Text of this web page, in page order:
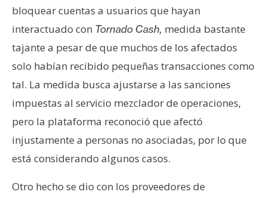
bloquear cuentas a usuarios que hayan
interactuado con Tornado Cash, medida bastante
tajante a pesar de que muchos de los afectados
solo habían recibido pequeñas transacciones como
tal. La medida busca ajustarse a las sanciones
impuestas al servicio mezclador de operaciones,
pero la plataforma reconoció que afectó
injustamente a personas no asociadas, por lo que
está considerando algunos casos.
Otro hecho se dio con los proveedores de